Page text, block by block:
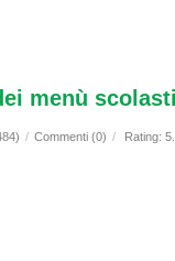
menù
/ Commenti (0) / Rating: